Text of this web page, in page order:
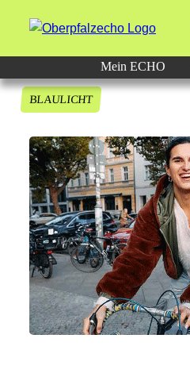
Mein ECHO
BLAULICHT